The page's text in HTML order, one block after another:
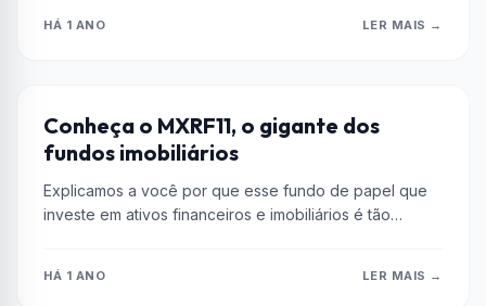
HÁ 1 ANO LER MAIS →
DICAS
Conheça o MXRF11, o gigante dos
fundos imobiliários
Explicamos a você por que esse fundo de papel que
investe em ativos financeiros e imobiliários é tão
HÁ 1 ANO LER MAIS →